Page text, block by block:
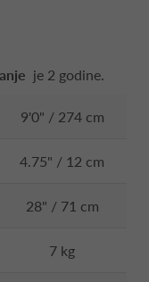
je 2 godine.
9'0" / 274 cm
4.75" / 12 cm
28" / 71 cm
7 kg